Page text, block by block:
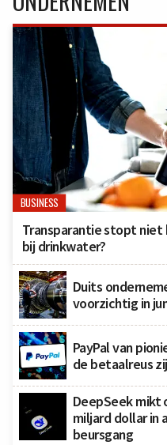
BUSINESS
Transparantie stopt niet
bij drinkwater?
Duits
voorzichtig in
PayPal van
de betaalreus
DeepSeek mikt
miljard dollar in
beursgang